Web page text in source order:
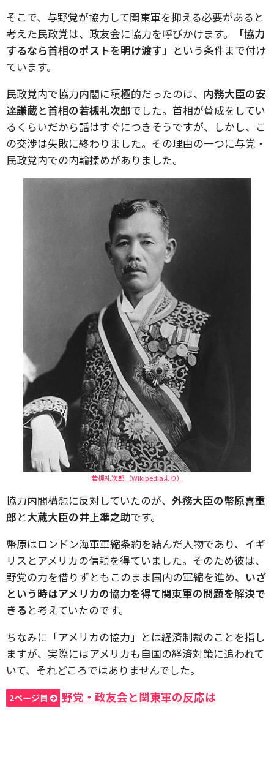
そこで、与野党が協力して関東軍を抑える必要があると
考えた民政党は、政友会に協力を呼びかけます。
「協力
するなら首相のポストを明け渡す」 という条件まで付け
ています。
民政党内で協力内閣に積極的だったのは、 内務大臣の安
達謙蔵と首相の若槻礼次郎でした。首相が賛成をしてい
るくらいだから話はすぐにつきそうですが、しかし、こ
の交渉は失敗に終わりました。その理由の一つに与党・
民政党内での内輪揉めがありました。
若槻礼次郎（Wikipediaより）
協力内閣構想に反対していたのが、 外務大臣の幣原喜重
郎と大蔵大臣の井上準之助です。
幣原はロンドン海軍軍縮条約を結んだ人物であり、イギ
リスとアメリカの信頼を得ていました。そのため彼は、
野党の力を借りずともこのまま国内の軍縮を進め、 いざ
という時はアメリカの協力を得て関東軍の問題を解決で
きると考えていたのです。
ちなみに「アメリカの協力」とは経済制裁のことを指し
ますが、実際にはアメリカも自国の経済対策に追われて
いて、それどころではありませんでした。
2ページ目 野党・政友会と関東軍の反応は